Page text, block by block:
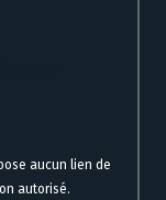
aucun lien de
autorisé.